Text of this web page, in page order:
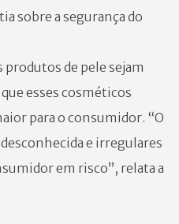
sobre a segurança do
produtos de pele sejam
esses cosméticos
para o consumidor. “O
e irregulares
em risco”, relata a